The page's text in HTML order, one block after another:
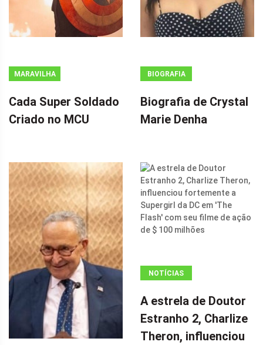
MARAVILHA
Cada Super Soldado
Criado no MCU
BIOGRAFIA
Biografia de Crystal
Marie Denha
NOTÍCIAS
(ADSBYGOOGLE
=
WINDOW.ADSBYGOOGLE
A estrela de Doutor
Estranho 2, Charlize
Theron, influenciou